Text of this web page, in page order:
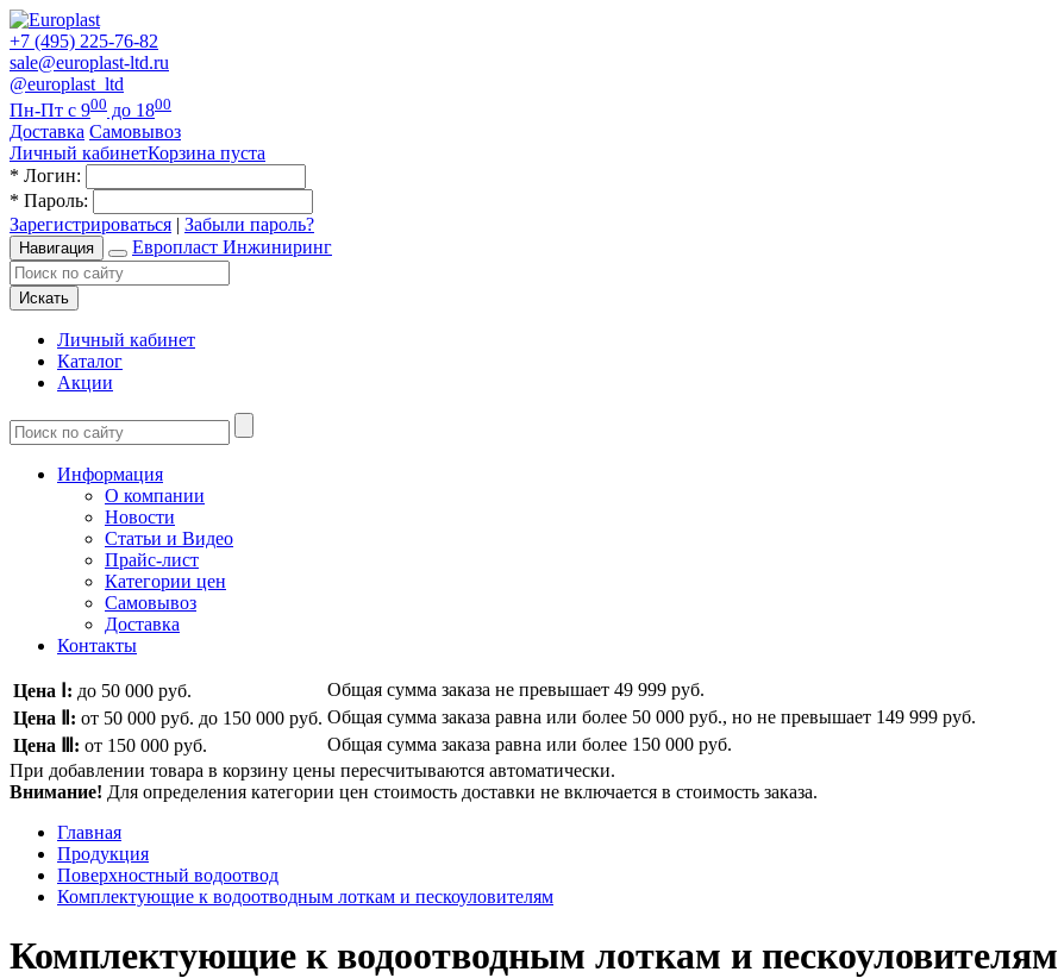
+7 (495) 225-76-82
sale@europlast-ltd.ru
@europlast_ltd
Пн-Пт с 900 до 1800
Доставка Самовывоз
Личный кабинетКорзина пуста
* Логин:
* Пароль:
Зарегистрироваться | Забыли пароль?
Навигация Европласт Инжиниринг
Искать
Личный кабинет
Каталог
Акции
Информация
О компании
Новости
Статьи и Видео
Прайс-лист
Категории цен
Самовывоз
Доставка
Контакты
Цена Ⅰ: до 50 000 руб. Общая сумма заказа не превышает 49 999 руб.
Цена Ⅱ: от 50 000 руб. до 150 000 руб. Общая сумма заказа равна или более 50 000 руб., но не превышает 149 999 руб.
Цена Ⅲ: от 150 000 руб. Общая сумма заказа равна или более 150 000 руб.
При добавлении товара в корзину цены пересчитываются автоматически.
Внимание! Для определения категории цен стоимость доставки не включается в стоимость заказа.
Главная
Продукция
Поверхностный водоотвод
Комплектующие к водоотводным лоткам и пескоуловителям
Комплектующие к водоотводным лоткам и пескоуловителям